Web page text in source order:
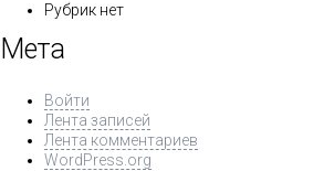
Рубрик нет
Мета
Войти
Лента записей
Лента комментариев
WordPress.org